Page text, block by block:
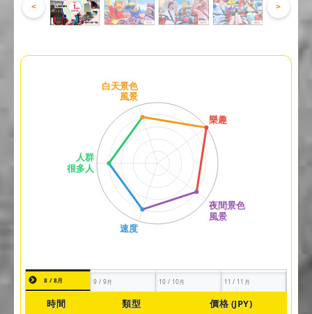
< >
8 / 8月 9 / 9月 10 / 10月 11 / 11月
時間 類型 價格 (JPY)